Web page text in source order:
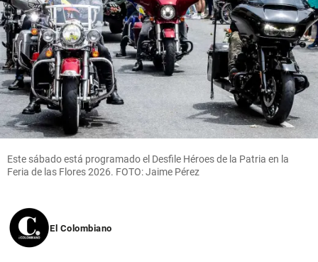
Este sábado está programado el Desfile Héroes de la Patria en la
Feria de las Flores 2026. FOTO: Jaime Pérez
El Colombiano